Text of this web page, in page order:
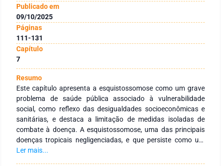
Publicado em
09/10/2025
Páginas
111-131
Capítulo
7
Resumo
Este capítulo apresenta a esquistossomose como um grave
problema de saúde pública associado à vulnerabilidade
social, como reflexo das desigualdades socioeconômicas e
sanitárias, e destaca a limitação de medidas isoladas de
combate à doença. A esquistossomose, uma das principais
doenças tropicais negligenciadas, e que persiste como um
grave problema de saúde pública em países em
Ler mais...